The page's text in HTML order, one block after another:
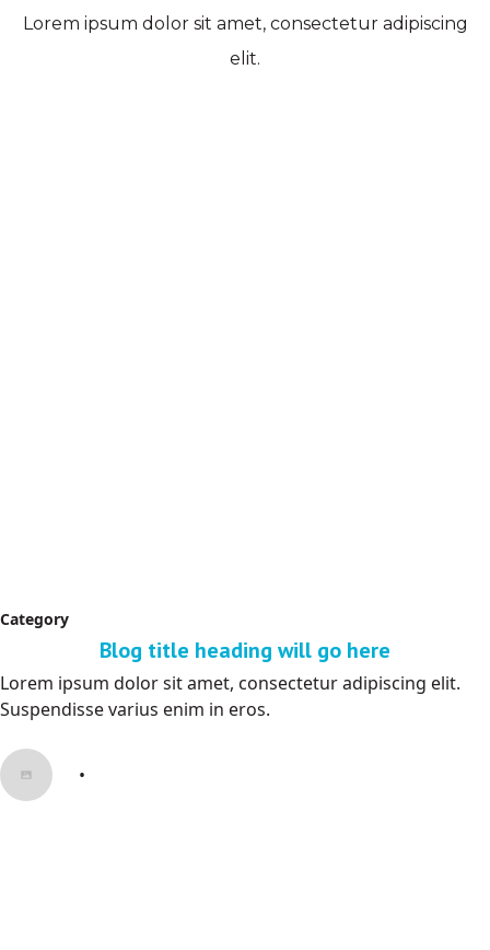
Lorem ipsum dolor sit amet, consectetur adipiscing
elit.
Category
Blog title heading will go here
Lorem ipsum dolor sit amet, consectetur adipiscing elit.
Suspendisse varius enim in eros.
•